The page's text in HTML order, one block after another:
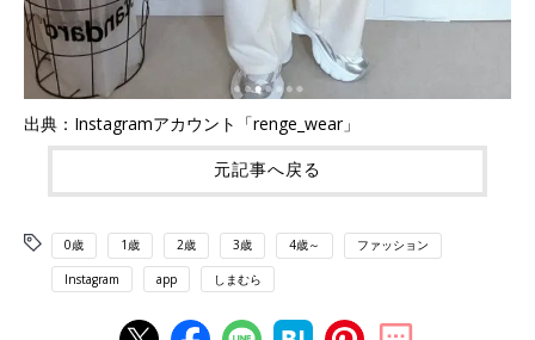
出典：Instagramアカウント「renge_wear」
元記事へ戻る
0歳 1歳 2歳 3歳 4歳～ ファッション
Instagram app しまむら